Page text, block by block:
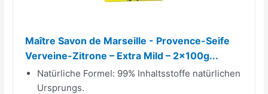
Maître Savon de Marseille - Provence-Seife
Verveine-Zitrone – Extra Mild – 2x100g...
Natürliche Formel: 99% Inhaltsstoffe natürlichen
Ursprungs.